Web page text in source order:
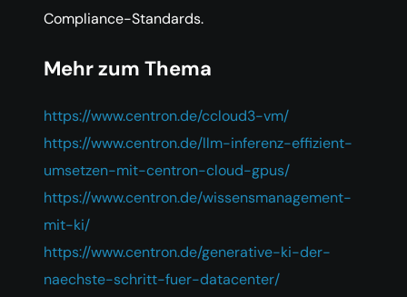
Compliance-Standards.
Mehr zum Thema
https://www.centron.de/ccloud3-vm/
https://www.centron.de/llm-inferenz-effizient-
umsetzen-mit-centron-cloud-gpus/
https://www.centron.de/wissensmanagement-
mit-ki/
https://www.centron.de/generative-ki-der-
naechste-schritt-fuer-datacenter/